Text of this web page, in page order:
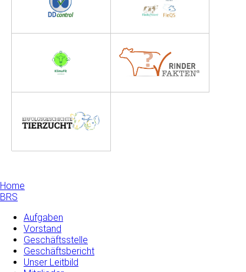
Home
BRS
Aufgaben
Vorstand
Geschäftsstelle
Geschäftsbericht
Unser Leitbild